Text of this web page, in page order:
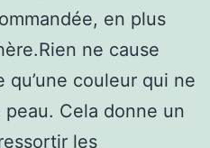
en plus
ne cause
qu’une couleur qui ne
peau. Cela donne un
les